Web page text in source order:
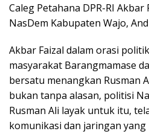
Caleg Petahana DPR-RI Akbar
NasDem Kabupaten Wajo,
Akbar Faizal dalam orasi
masyarakat Barangmamase
bersatu menangkan Rusman
bukan tanpa alasan, politisi
Rusman Ali layak untuk itu,
komunikasi dan jaringan yang